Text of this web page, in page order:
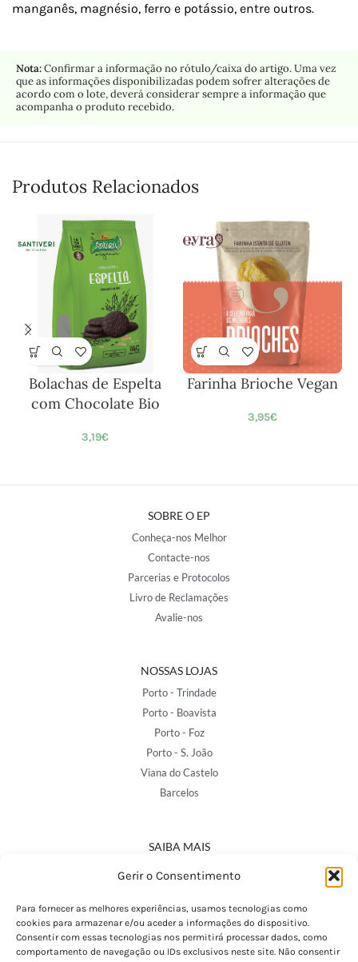
Gerir o Consentimento
Para fornecer as melhores experiências, usamos tecnologias como
cookies para armazenar e/ou aceder a informações do dispositivo.
Consentir com essas tecnologias nos permitirá processar dados, como
comportamento de navegação ou IDs exclusivos neste site. Não consentir
manganês, magnésio, ferro e potássio, entre outros.
Nota:Confirmar a informação no rótulo/caixa do artigo. Uma vez
que as informações disponibilizadas podem sofrer alterações de
acordo com o lote, deverá considerar sempre a informação que
acompanha o produto recebido.
Produtos Relacionados
Bolachas de Espelta
com Chocolate Bio
3,19€
Farinha Brioche Vegan
3,95€
SOBRE O EP
Conheça-nos Melhor
Contacte-nos
Parcerias e Protocolos
Livro de Reclamações
Avalie-nos
NOSSAS LOJAS
Porto - Trindade
Porto - Boavista
Porto - Foz
Porto - S. João
Viana do Castelo
Barcelos
SAIBA MAIS
Política de Privacidade
Termos e Condições
Perguntas Frequentes
Custos de Envio